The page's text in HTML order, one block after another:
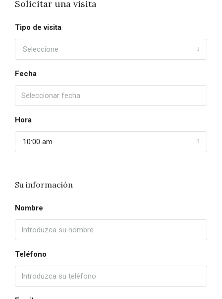
Solicitar una visita
Tipo de visita
Seleccione
Fecha
Hora
10:00 am
Su información
Nombre
Teléfono